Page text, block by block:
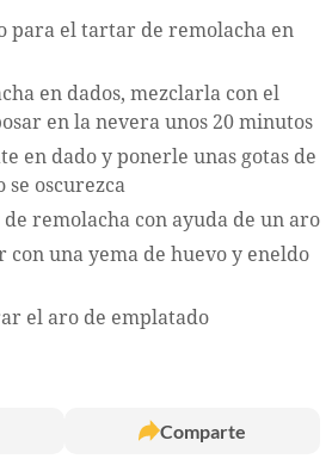
para el tartar de remolacha en
en dados, mezclarla con el
en la nevera unos 20 minutos
en dado y ponerle unas gotas de
oscurezca
remolacha con ayuda de un aro
una yema de huevo y eneldo
el aro de emplatado
Comparte